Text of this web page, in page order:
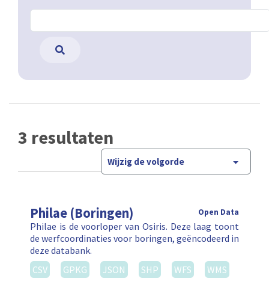
3 resultaten
Wijzig de volgorde
Philae (Boringen) Open Data
Philae is de voorloper van Osiris. Deze laag toont
de werfcoordinaties voor boringen, geëncodeerd in
deze databank.
CSV
GPKG JSON SHP WFS WMS